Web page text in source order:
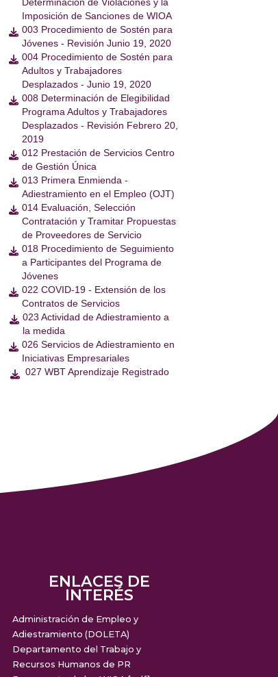
Imposición de Sanciones de WIOA
 003 Procedimiento de Sostén para
Jóvenes - Revisión Junio 19, 2020
 004 Procedimiento de Sostén para
Adultos y Trabajadores
Desplazados - Junio 19, 2020
 008 Determinación de Elegibilidad
Programa Adultos y Trabajadores
Desplazados - Revisión Febrero 20,
2019
 012 Prestación de Servicios Centro
de Gestión Única
 013 Primera Enmienda -
Adiestramiento en el Empleo (OJT)
 014 Evaluación, Selección
Contratación y Tramitar Propuestas
de Proveedores de Servicio
 018 Procedimiento de Seguimiento
a Participantes del Programa de
Jóvenes
 022 COVID-19 - Extensión de los
Contratos de Servicios
 023 Actividad de Adiestramiento a
la medida
 026 Servicios de Adiestramiento en
Iniciativas Empresariales
 027 WBT Aprendizaje Registrado
ENLACES DE
INTERÉS
Administración de Empleo y
Adiestramiento (DOLETA)
Departamento del Trabajo y
Recursos Humanos de PR